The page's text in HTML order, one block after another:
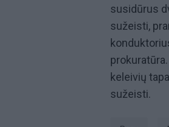
susidūrus
sužeisti,
keleivių
sužeisti.